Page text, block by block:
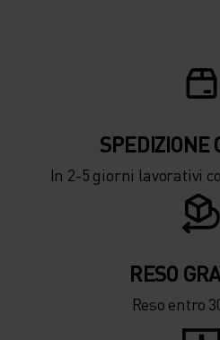
SPEDIZIONE
In 2-5 giorni lavorativi
RESO
Reso entro